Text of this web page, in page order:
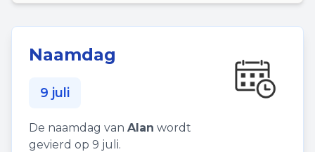
Naamdag
9 juli
De naamdag van Alan wordt
gevierd op 9 juli.